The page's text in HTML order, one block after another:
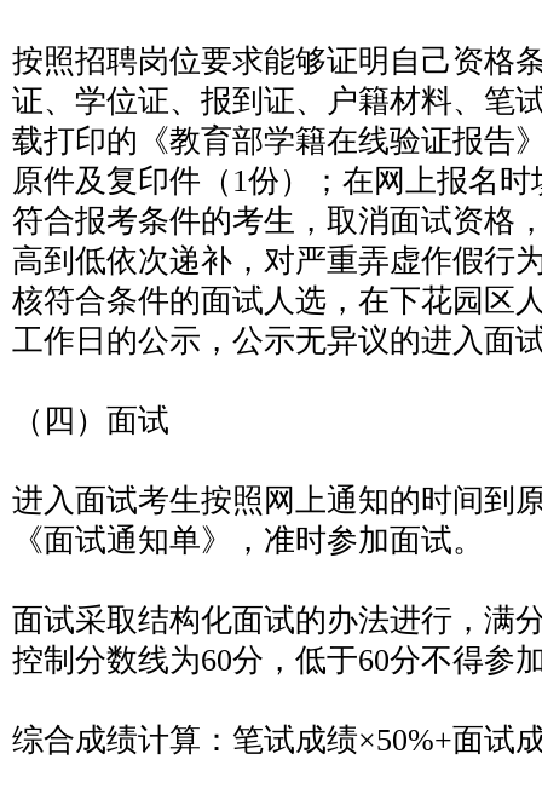
按照招聘岗位要求能够证明自己资格
证、学位证、报到证、户籍材料、笔
载打印的《教育部学籍在线验证报告
原件及复印件（1份）；在网上报名
符合报考条件的考生，取消面试资格
高到低依次递补，对严重弄虚作假行
核符合条件的面试人选，在下花园区
工作日的公示，公示无异议的进入面
（四）面试
进入面试考生按照网上通知的时间到
《面试通知单》，准时参加面试。
面试采取结构化面试的办法进行，满
控制分数线为60分，低于60分不得参
综合成绩计算：笔试成绩×50%+面试